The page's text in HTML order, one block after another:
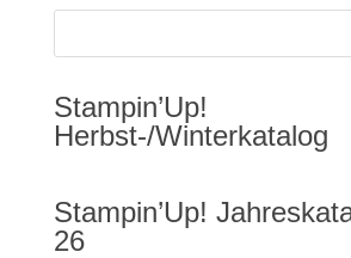
Stampin’Up!
Herbst-/Winterkatalog
Stampin’Up!
26